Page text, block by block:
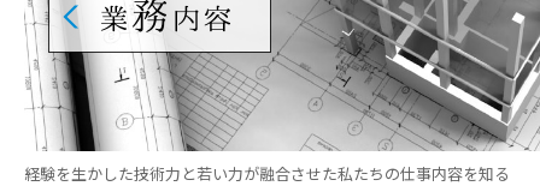
経験を生かした技術力と若い力が融合させた私たちの仕事内容を知る